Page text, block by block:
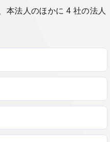
本法人のほかに 4 社の法人